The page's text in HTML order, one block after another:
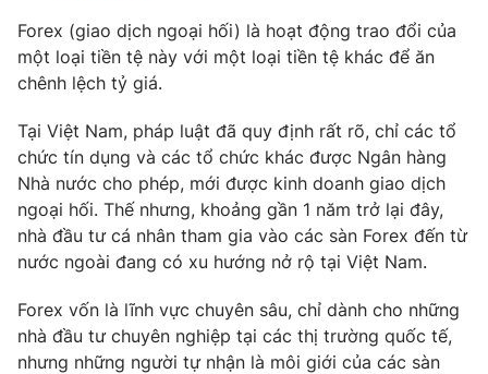
Góc doanh nghiệp
Phim VTV
Nhân vật
Khán giả
Giải sao mai
Giải trí
Điện ảnh
Âm nhạc
Sao
Đời sống
Du lịch
Làm đẹp
Chất lượng cuộc sống
Giáo dục
Tuyển sinh
Công nghệ
Hitech Công nghệ tương lai
Sản phẩm
Giao lưu trực tuyến
Forex (giao dịch ngoại hối) là hoạt động trao đổi của
một loại tiền tệ này với một loại tiền tệ khác để ăn
chênh lệch tỷ giá.
Tại Việt Nam, pháp luật đã quy định rất rõ, chỉ các tổ
chức tín dụng và các tổ chức khác được Ngân hàng
Nhà nước cho phép, mới được kinh doanh giao dịch
ngoại hối. Thế nhưng, khoảng gần 1 năm trở lại đây,
nhà đầu tư cá nhân tham gia vào các sàn Forex đến từ
nước ngoài đang có xu hướng nở rộ tại Việt Nam.
Forex vốn là lĩnh vực chuyên sâu, chỉ dành cho những
nhà đầu tư chuyên nghiệp tại các thị trường quốc tế,
nhưng những người tự nhận là môi giới của các sàn